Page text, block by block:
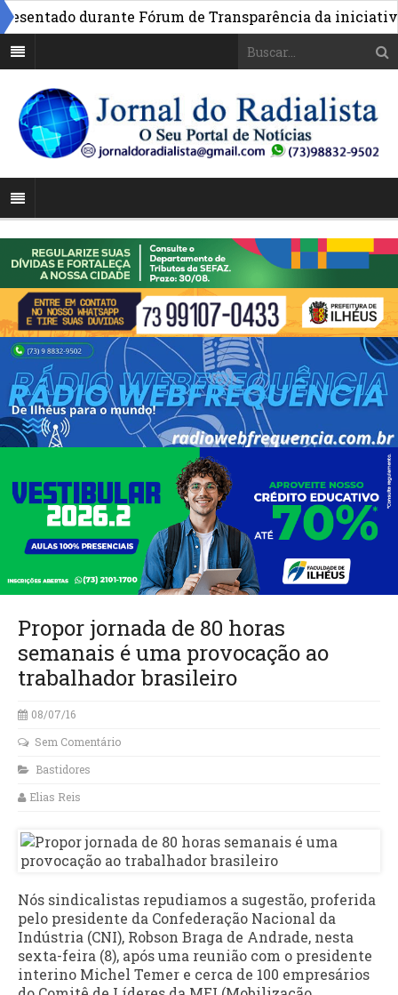
durante Fórum de Transparência da iniciativa
Propor jornada de 80 horas
semanais é uma provocação ao
trabalhador brasileiro
08/07/16
Sem Comentário
Bastidores
Elias Reis
Nós sindicalistas repudiamos a sugestão, proferida
pelo presidente da Confederação Nacional da
Indústria (CNI), Robson Braga de Andrade, nesta
sexta-feira (8), após uma reunião com o presidente
interino Michel Temer e cerca de 100 empresários